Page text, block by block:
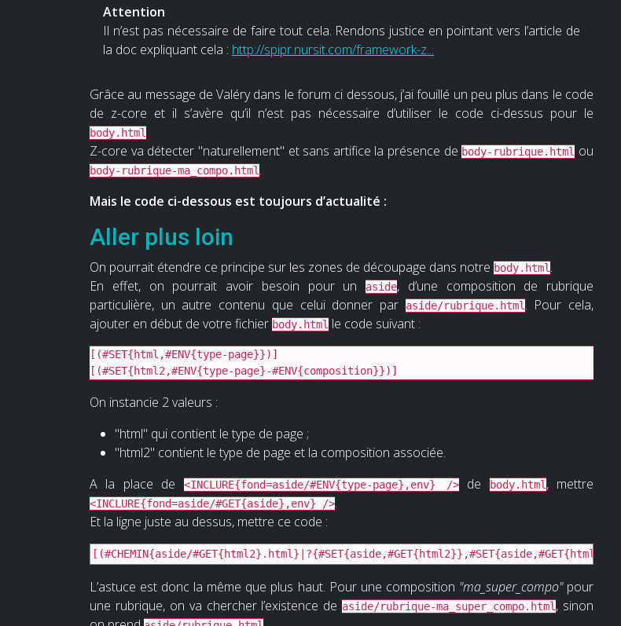
Attention
Il n’est pas nécessaire de faire tout cela. Rendons justice en pointant vers l’article de
la doc expliquant cela : http://spipr.nursit.com/framework-z...
Grâce au message de Valéry dans le forum ci dessous, j’ai fouillé un peu plus dans le code
de z-core et il s’avère qu’il n’est pas nécessaire d’utiliser le code ci-dessus pour le
body.html
Z-core va détecter "naturellement" et sans artifice la présence debody-rubrique.html ou
body-rubrique-ma_compo.html .
Mais le code ci-dessous est toujours d’actualité :
Aller plus loin
On pourrait étendre ce principe sur les zones de découpage dans notre body.html .
En effet, on pourrait avoir besoin pour un
aside, d’une composition de rubrique
particulière, un autre contenu que celui donner par
aside/rubrique.html. Pour cela,
ajouter en début de votre fichier body.html le code suivant :
[(#SET{html,#ENV{type-page}})]
[(#SET{html2,#ENV{type-page}-#ENV{composition}})]
On instancie 2 valeurs :
"html" qui contient le type de page ;
"html2" contient le type de page et la composition associée.
A la place de
<INCLURE{fond=aside/#ENV{type-page},env} />de body.html, mettre
<INCLURE{fond=aside/#GET{aside},env} />.
Et la ligne juste au dessus, mettre ce code :
[(#CHEMIN{aside/#GET{html2}.html}|?{#SET{aside,#GET{html2}},#SET{aside,#GET{html}}})]
L’astuce est donc la même que plus haut. Pour une composition "ma_super_compo"pour
une rubrique, on va chercher l’existence deaside/rubrique-ma_super_compo.html , sinon